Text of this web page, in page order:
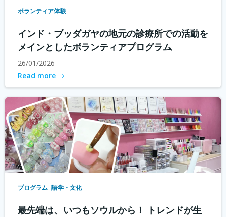
ボランティア体験
インド・ブッダガヤの地元の診療所での活動を
メインとしたボランティアプログラム
26/01/2026
Read more
プログラム 語学・文化
最先端は、いつもソウルから！ トレンドが生